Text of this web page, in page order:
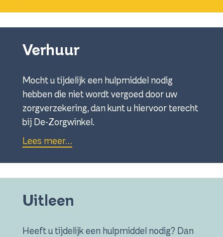
Verhuur
Mocht u tijdelijk een hulpmiddel nodig
hebben die niet wordt vergoed door uw
zorgverzekering, dan kunt u hiervoor terecht
bij De-Zorgwinkel.
Lees meer…
Uitleen
Heeft u tijdelijk een hulpmiddel nodig? Dan